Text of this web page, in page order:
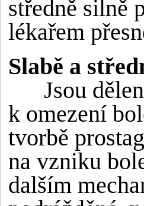
středně silně
lékařem
Slabě a
Jsou
k omezení
tvorbě
na vzniku
dalším